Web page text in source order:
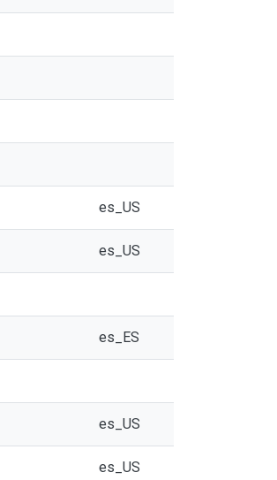
es_US
es_US
es_ES
es_US
es_US